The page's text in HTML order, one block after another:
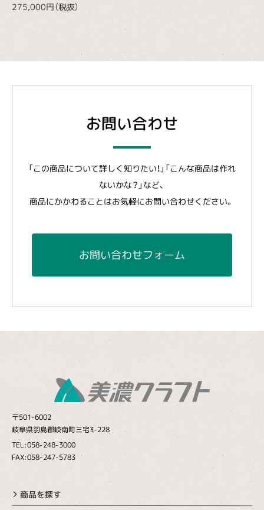
275,000円（税抜）
お問い合わせ
「この商品について詳しく知りたい！」「こんな商品は作れ
ないかな？」など、
商品にかかわることはお気軽にお問い合わせください。
お問い合わせフォーム
〒501-6002
岐阜県羽島郡岐南町三宅3-228
TEL:058-248-3000
FAX:058-247-5783
商品を探す